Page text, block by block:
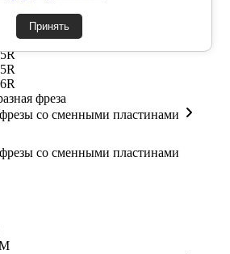
круглыми пластинами
фреза
со сменными пластинами
со сменными пластинами
Принять